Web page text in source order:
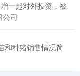
一起对外投资，被
公司
和种猪销售情况简